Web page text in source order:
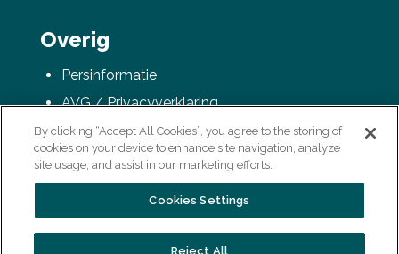
Overig
Persinformatie
AVG / Privacyverklaring
Colofon
Vacatures
By clicking “Accept All Cookies”, you agree to the storing of
cookies on your device to enhance site navigation, analyze
site usage, and assist in our marketing efforts.
Cookies Settings
Reject All